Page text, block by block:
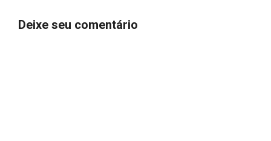
Deixe seu comentário